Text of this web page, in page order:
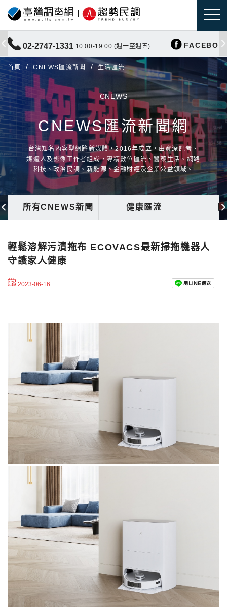
02-2747-1331 10:00-19:00 (週一至週五)
首頁 CNEWS匯流新聞 生活匯流
CNEWS
CNEWS匯流新聞網
台灣知名內容型網路新媒體，2016年成立，由資深記者、
媒體人及影像工作者組成，專精數位匯流、醫藥生活、網路
科技、政治民調、新能源、金融財經及企業公益領域。
所有CNEWS新聞 健康匯流
輕鬆溶解污漬拖布 ECOVACS最新掃拖機器人
守護家人健康
2023-06-16